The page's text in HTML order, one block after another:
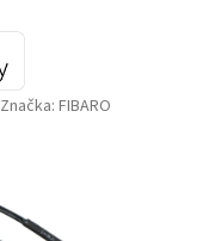
Značka:FIBARO